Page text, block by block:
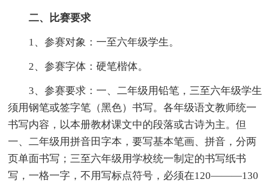
二、比赛要求
1、参赛对象：一至六年级学生。
2、参赛字体：硬笔楷体。
3、参赛要求：一、二年级用铅笔，三至六年级学生
须用钢笔或签字笔（黑色）书写。各年级语文教师统一
书写内容，以本册教材课文中的段落或古诗为主。但
一、二年级用拼音田字本，要写基本笔画、拼音，分两
页单面书写；三至六年级用学校统一制定的书写纸书
写，一格一字，不用写标点符号，必须在120———130